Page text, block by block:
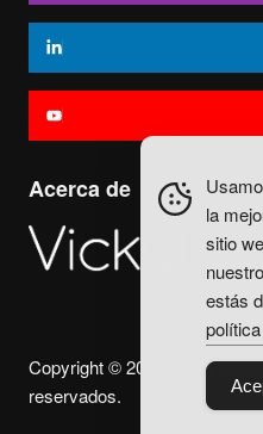
Acerca de
Copyright © 2025. Vicky
reservados.
la
sitio
estás